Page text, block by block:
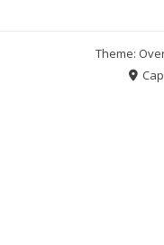
Theme: